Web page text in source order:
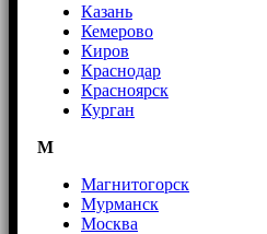
Казань
Кемерово
Киров
Краснодар
Красноярск
Курган
М
Магнитогорск
Мурманск
Москва